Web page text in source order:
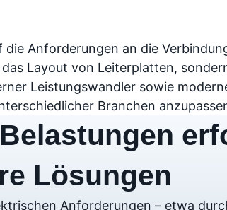
Anforderungen an die
Layout von Leiterplatten,
Leistungswandler sowie
Branchen
Lösungen
Anforderungen – etwa